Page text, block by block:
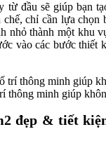
đầu sẽ giúp bạn
chỉ cần lựa
nhỏ thành một khu
vào các bước thiết
thông minh giúp
đẹp & tiết